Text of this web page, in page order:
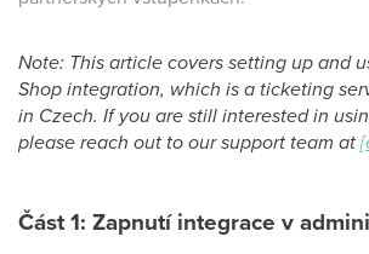
Note: This article covers setting up and
Shop integration, which is a ticketing
in Czech. If you are still interested in
please reach out to our support team at
Část 1: Zapnutí integrace v